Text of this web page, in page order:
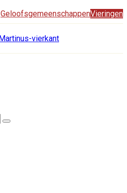
GeloofsgemeenschappenVieringen